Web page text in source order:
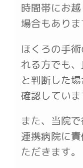
時間帯にお
場合もありま
ほくろの手
れる方でも
と判断した
確認していま
また、当院
連携病院に
ただきます。